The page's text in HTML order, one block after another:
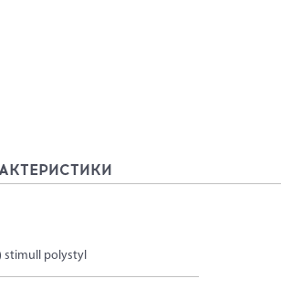
stimull polystyl